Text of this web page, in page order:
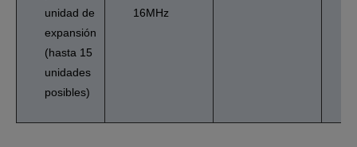
unidad de
expansión
(hasta 15
unidades
posibles)
16MHz